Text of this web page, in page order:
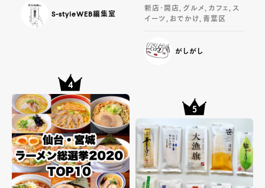
S-styleWEB編集室
新店・開店, グルメ, カフェ, ス
イーツ, おでかけ, 青葉区
がしがし